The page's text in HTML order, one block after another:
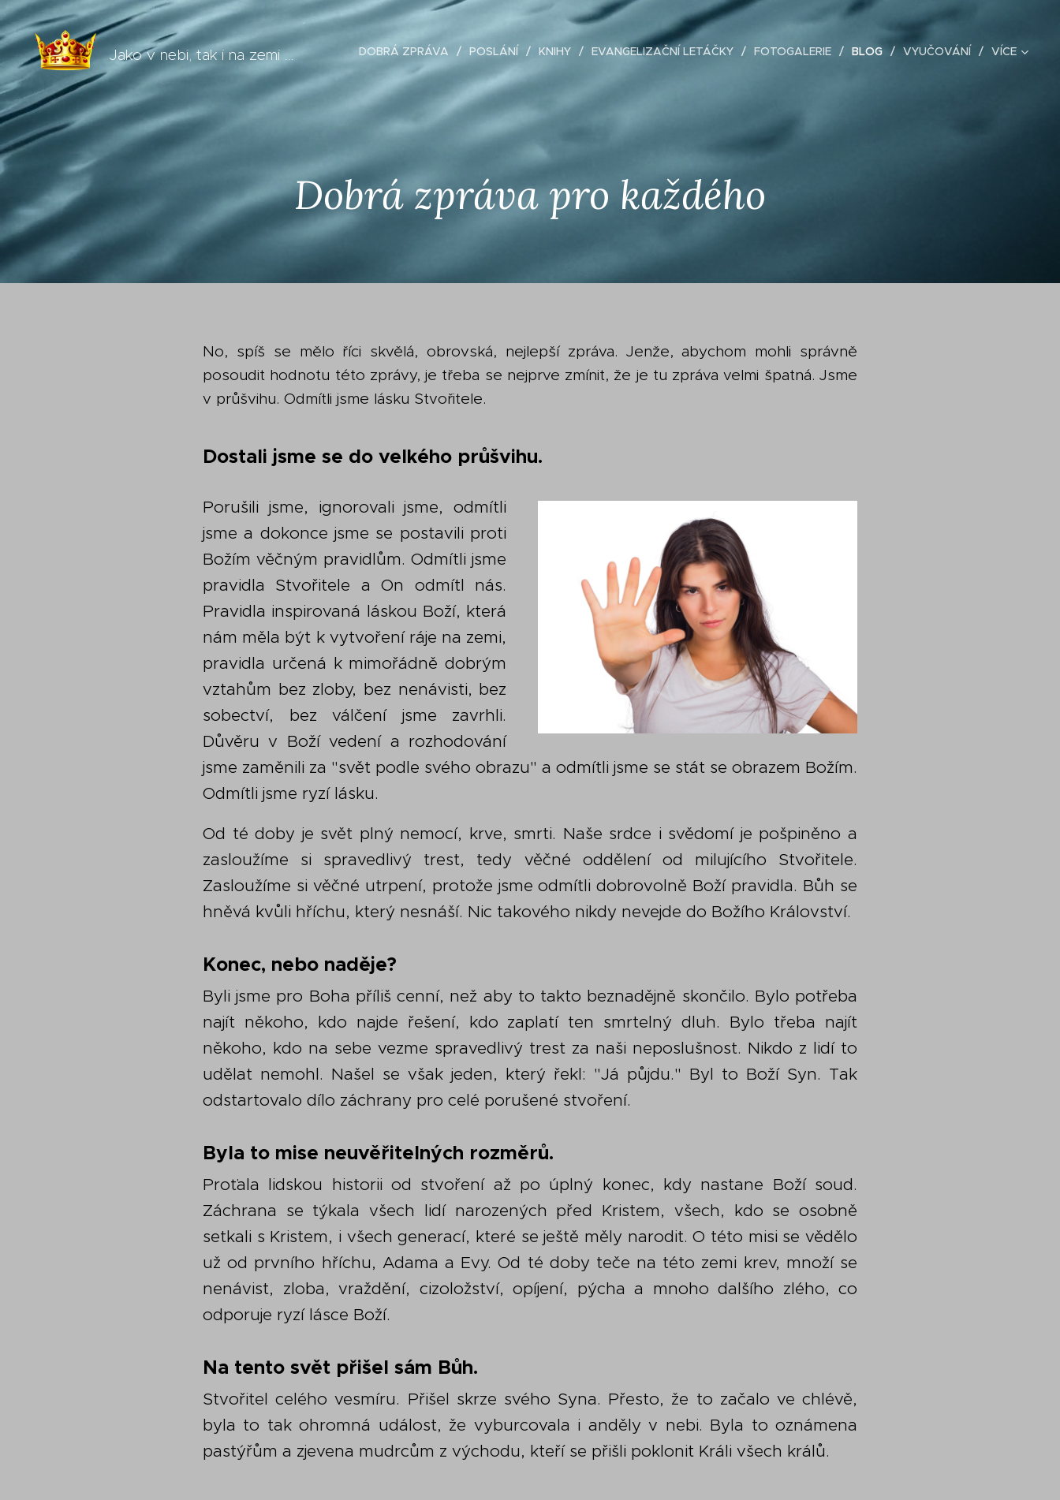
Jako v nebi, tak i na zemi ... DOBRÁ ZPRÁVA POSLÁNÍ KNIHY EVANGELIZAČNÍ LETÁČKY FOTOGALERIE BLOG VYUČOVÁNÍ VÍCE
Dobrá zpráva pro každého
No, spíš se mělo říci skvělá, obrovská, nejlepší zpráva. Jenže, abychom mohli správně
posoudit hodnotu této zprávy, je třeba se nejprve zmínit, že je tu zpráva velmi špatná. Jsme
v průšvihu. Odmítli jsme lásku Stvořitele.
Dostali jsme se do velkého průšvihu.
Porušili jsme, ignorovali jsme, odmítli
jsme a dokonce jsme se postavili proti
Božím věčným pravidlům. Odmítli jsme
pravidla Stvořitele a On odmítl nás.
Pravidla inspirovaná láskou Boží, která
nám měla být k vytvoření ráje na zemi,
pravidla určená k mimořádně dobrým
vztahům bez zloby, bez nenávisti, bez
sobectví, bez válčení jsme zavrhli.
Důvěru v Boží vedení a rozhodování
jsme zaměnili za "svět podle svého obrazu" a odmítli jsme se stát se obrazem Božím.
Odmítli jsme ryzí lásku.
Od té doby je svět plný nemocí, krve, smrti. Naše srdce i svědomí je pošpiněno a
zasloužíme si spravedlivý trest, tedy věčné oddělení od milujícího Stvořitele.
Zasloužíme si věčné utrpení, protože jsme odmítli dobrovolně Boží pravidla. Bůh se
hněvá kvůli hříchu, který nesnáší. Nic takového nikdy nevejde do Božího Království.
Konec, nebo naděje?
Byli jsme pro Boha příliš cenní, než aby to takto beznadějně skončilo. Bylo potřeba
najít někoho, kdo najde řešení, kdo zaplatí ten smrtelný dluh. Bylo třeba najít
někoho, kdo na sebe vezme spravedlivý trest za naši neposlušnost. Nikdo z lidí to
udělat nemohl. Našel se však jeden, který řekl: "Já půjdu." Byl to Boží Syn. Tak
odstartovalo dílo záchrany pro celé porušené stvoření.
Byla to mise neuvěřitelných rozměrů.
Proťala lidskou historii od stvoření až po úplný konec, kdy nastane Boží soud.
Záchrana se týkala všech lidí narozených před Kristem, všech, kdo se osobně
setkali s Kristem, i všech generací, které se ještě měly narodit. O této misi se vědělo
už od prvního hříchu, Adama a Evy. Od té doby teče na této zemi krev, množí se
nenávist, zloba, vraždění, cizoložství, opíjení, pýcha a mnoho dalšího zlého, co
odporuje ryzí lásce Boží.
Na tento svět přišel sám Bůh.
Stvořitel celého vesmíru. Přišel skrze svého Syna. Přesto, že to začalo ve chlévě,
byla to tak ohromná událost, že vyburcovala i anděly v nebi. Byla to oznámena
pastýřům a zjevena mudrcům z východu, kteří se přišli poklonit Králi všech králů.